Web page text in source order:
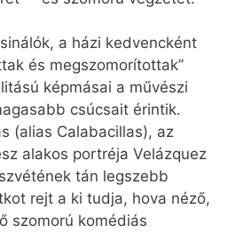
a házi kedvencként
és megszomorítottak”
képmásai a művészi
csúcsait érintik.
(alias Calabacillas), az
alakos portréja Velázquez
tán legszebb
rejt a ki tudja, hova néző,
szomorú komédiás